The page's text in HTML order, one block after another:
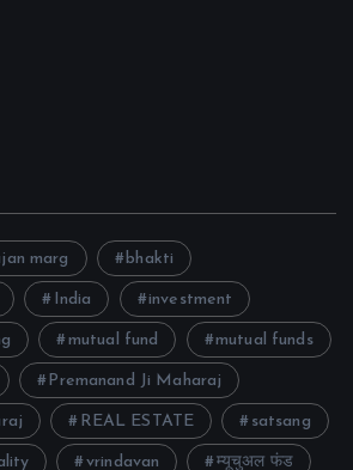
marg bhakti
India investment
mutual fund mutual funds
Premanand Ji Maharaj
REAL ESTATE satsang
vrindavan म्यूचुअल फंड